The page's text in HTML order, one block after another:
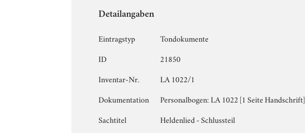
Detailangaben
Eintragstyp
Tondokumente
ID
21850
Inventar-Nr.
LA 1022/1
Dokumentation
Personalbogen: LA 1022 [1 Seite Handschrift]
Sachtitel
Heldenlied - Schlussteil